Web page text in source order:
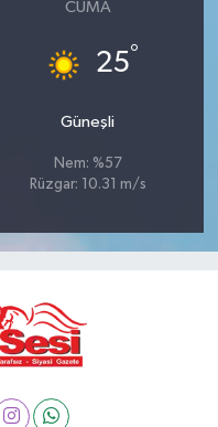
CUMA
25°
Güneşli
Nem: %57
Rüzgar: 10.31 m/s